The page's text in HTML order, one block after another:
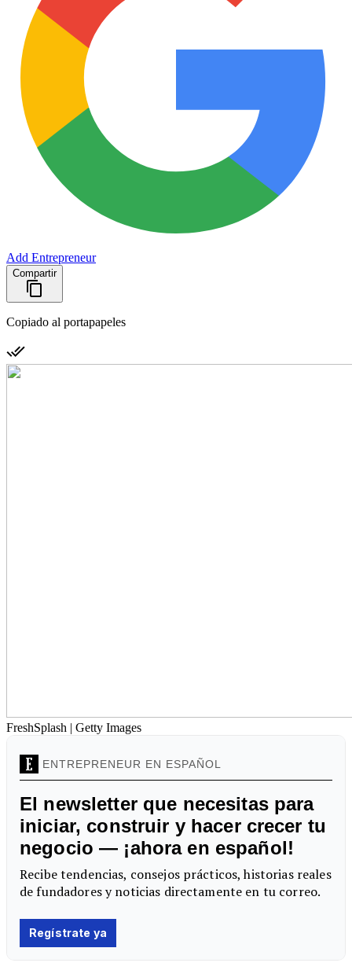
Add Entrepreneur
Compartir
Copiado al portapapeles
FreshSplash | Getty Images